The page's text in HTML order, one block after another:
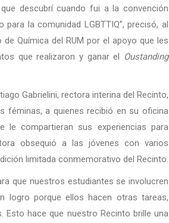
descubrí cuando fui a la convención
la comunidad LGBTTIQ”, precisó, al
Química del RUM por el apoyo que les
que realizaron y ganar el Oustanding
Gabrielini, rectora interina del Recinto,
féminas, a quienes recibió en su oficina
compartieran sus experiencias para
obsequió a las jóvenes con varios
limitada conmemorativo del Recinto.
que nuestros estudiantes se involucren
logro porque ellos hacen otras tareas,
Esto hace que nuestro Recinto brille una